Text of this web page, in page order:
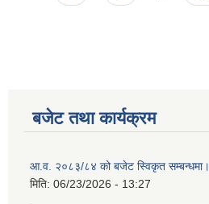
बजेट तथा कार्यक्रम
आ.व. २०८३/८४ को बजेट स्विकृत सम्बन्धमा।
मिति: 06/23/2026 - 13:27